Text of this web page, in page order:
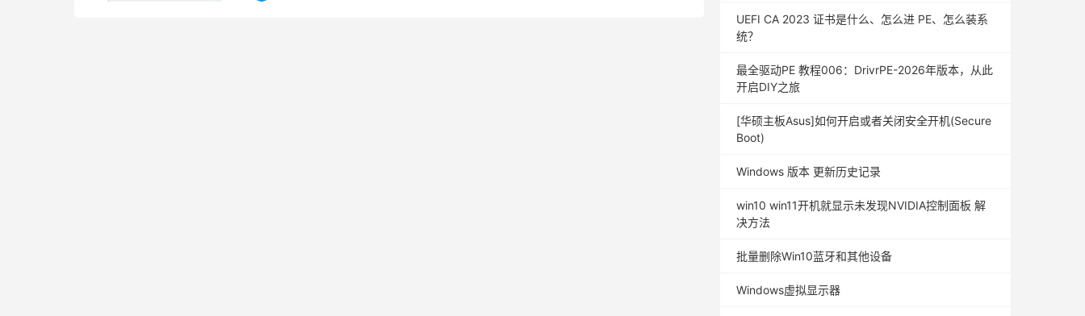
UEFI CA 2023 证书是什么、怎么进 PE、怎么装系
统？
最全驱动PE 教程006：DrivrPE-2026年版本，从此
开启DIY之旅
[华硕主板Asus]如何开启或者关闭安全开机(Secure
Boot)
Windows 版本 更新历史记录
win10 win11开机就显示未发现NVIDIA控制面板 解
决方法
批量删除Win10蓝牙和其他设备
Windows虚拟显示器